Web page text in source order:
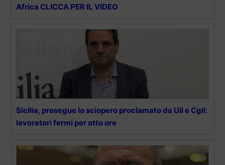
Africa CLICCA PER IL VIDEO
Sicilia, prosegue lo sciopero proclamato da Uil e Cgil:
lavoratori fermi per otto ore